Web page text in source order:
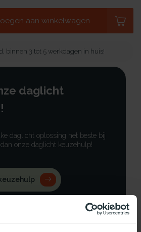
aan winkelwagen
binnen 3 tot 5 werkdagen in huis!
daglicht
daglicht oplossing het beste bij
onze daglicht keuzehulp!
op